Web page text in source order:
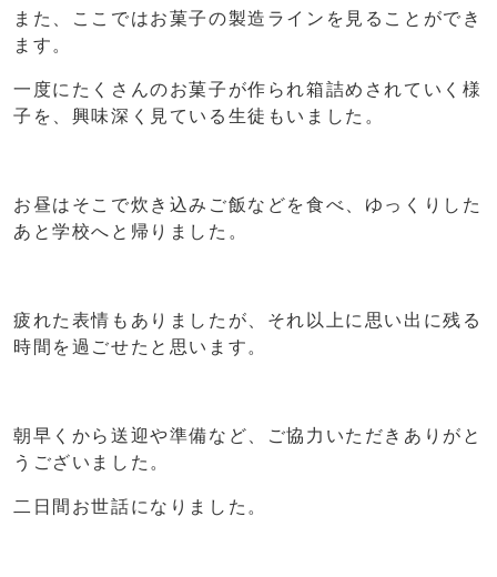
また、ここではお菓子の製造ラインを見ることができ
ます。
一度にたくさんのお菓子が作られ箱詰めされていく様
子を、興味深く見ている生徒もいました。
お昼はそこで炊き込みご飯などを食べ、ゆっくりした
あと学校へと帰りました。
疲れた表情もありましたが、それ以上に思い出に残る
時間を過ごせたと思います。
朝早くから送迎や準備など、ご協力いただきありがと
うございました。
二日間お世話になりました。